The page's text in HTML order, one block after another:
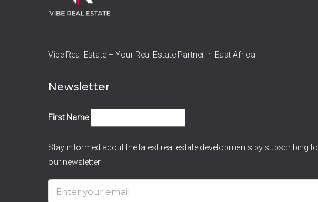
Vibe Real Estate – Your Real Estate Partner in East Africa.
Newsletter
First Name
Stay informed about the latest real estate developments by subscribing to
our newsletter.